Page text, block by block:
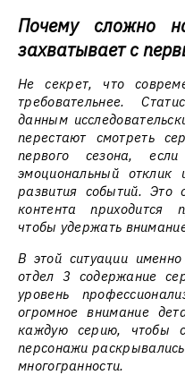
Почему сложно
захватывает с
Не секрет, что
требовательнее.
данным
перестают смотреть
первого сезона,
эмоциональный отклик
развития событий. Это
контента приходится
чтобы удержать
В этой ситуации
отдел 3 содержание
уровень
огромное внимание
каждую серию, чтобы
персонажи
многогранности.